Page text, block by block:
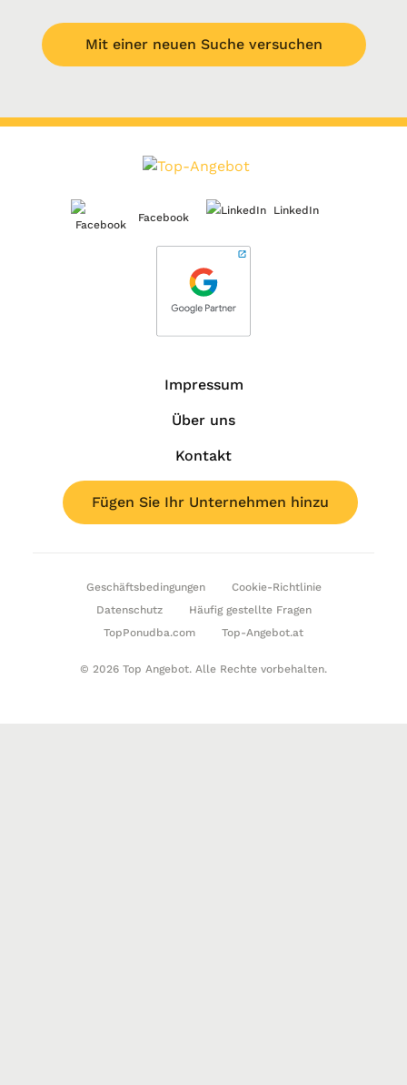
Mit einer neuen Suche versuchen
Facebook
LinkedIn
Impressum
Über uns
Kontakt
Fügen Sie Ihr Unternehmen hinzu
Geschäftsbedingungen
Cookie-Richtlinie
Datenschutz
Häufig gestellte Fragen
TopPonudba.com
Top-Angebot.at
© 2026 Top Angebot. Alle Rechte vorbehalten.